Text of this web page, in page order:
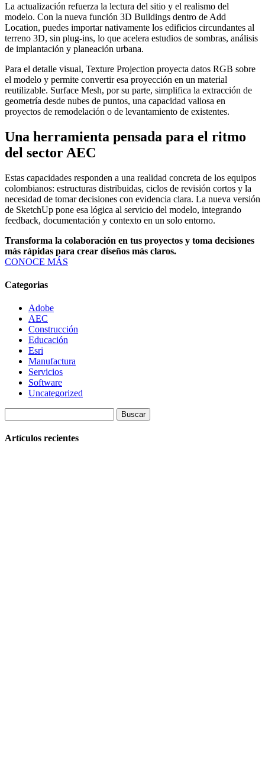
La actualización refuerza la lectura del sitio y el realismo del
modelo. Con la nueva función 3D Buildings dentro de Add
Location, puedes importar nativamente los edificios circundantes al
terreno 3D, sin plug-ins, lo que acelera estudios de sombras, análisis
de implantación y planeación urbana.
Para el detalle visual, Texture Projection proyecta datos RGB sobre
el modelo y permite convertir esa proyección en un material
reutilizable. Surface Mesh, por su parte, simplifica la extracción de
geometría desde nubes de puntos, una capacidad valiosa en
proyectos de remodelación o de levantamiento de existentes.
Una herramienta pensada para el ritmo
del sector AEC
Estas capacidades responden a una realidad concreta de los equipos
colombianos: estructuras distribuidas, ciclos de revisión cortos y la
necesidad de tomar decisiones con evidencia clara. La nueva versión
de SketchUp pone esa lógica al servicio del modelo, integrando
feedback, documentación y contexto en un solo entorno.
Transforma la colaboración en tus proyectos y toma decisiones
más rápidas para crear diseños más claros.
CONOCE MÁS
Categorias
Adobe
AEC
Construcción
Educación
Esri
Manufactura
Servicios
Software
Uncategorized
Artículos recientes